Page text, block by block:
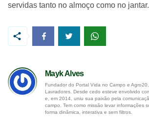
servidas tanto no almoço como no jantar.
Mayk Alves
Fundador do Portal Vida no Campo e
Lavradores. Desde cedo esteve envolvido
e, em 2014, uniu sua paixão pela
campo. Tem como missão levar informações
forma dinâmica, interativa e sem filtros.